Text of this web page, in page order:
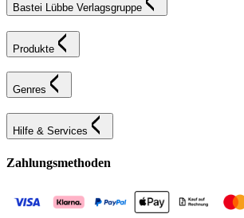
Bastei Lübbe Verlagsgruppe
Produkte
Genres
Hilfe & Services
Zahlungsmethoden